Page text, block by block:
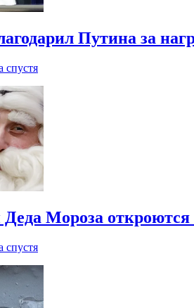
Путина за
спустя
Мороза
спустя